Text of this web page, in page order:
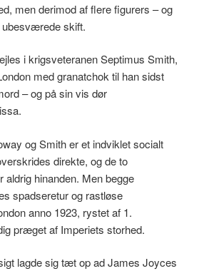
men derimod af flere figurers – og
ubesværede skift.
i krigsveteranen Septimus Smith,
med granatchok til han sidst
– og på sin vis dør
og Smith er et indviklet socialt
direkte, og de to
aldrig hinanden. Men begge
spadseretur og rastløse
anno 1923, rystet af 1.
præget af Imperiets storhed.
lagde sig tæt op ad James Joyces